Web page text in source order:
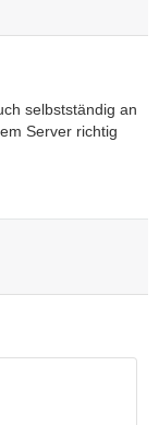
selbstständig an
Server richtig